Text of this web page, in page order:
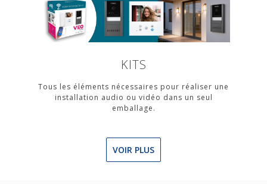
KITS
Tous les éléments nécessaires pour réaliser une
installation audio ou vidéo dans un seul
emballage.
VOIR PLUS